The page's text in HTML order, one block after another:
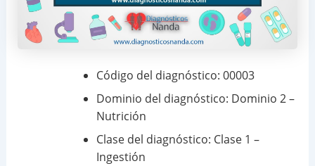
Código del diagnóstico: 00003
Dominio del diagnóstico: Dominio 2 –
Nutrición
Clase del diagnóstico: Clase 1 –
Ingestión